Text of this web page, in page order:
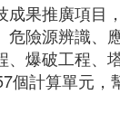
果推廣項目
險源辨識、
爆破工程、
計算單元，